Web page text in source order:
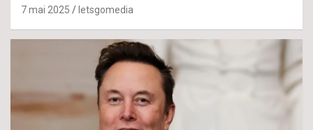
7 mai 2025 letsgomedia